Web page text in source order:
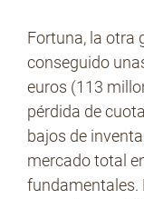
Fortuna, la otra
conseguido
euros (113
pérdida de
bajos de
mercado total
fundamentales.